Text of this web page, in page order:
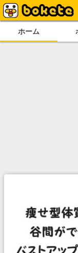
ホーム